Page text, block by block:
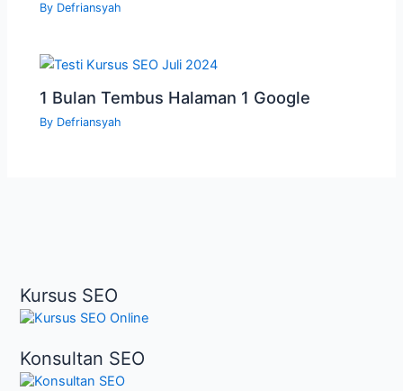
By Defriansyah
1 Bulan Tembus Halaman 1 Google
By Defriansyah
Kursus SEO
Konsultan SEO